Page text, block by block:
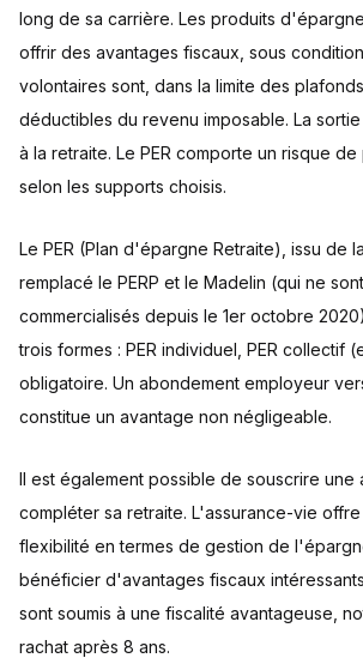
long de sa carrière. Les produits
offrir des avantages fiscaux, sous
volontaires sont, dans la limite des
déductibles du revenu imposable. La
à la retraite. Le PER comporte un risque
selon les supports choisis.
Le PER (Plan d'épargne Retraite), issu de
remplacé le PERP et le Madelin (qui ne
commercialisés depuis le 1er octobre
trois formes : PER individuel, PER collectif
obligatoire. Un abondement employeur
constitue un avantage non négligeable.
Il est également possible de souscrire une
compléter sa retraite. L'assurance-vie
flexibilité en termes de gestion de
bénéficier d'avantages fiscaux
sont soumis à une fiscalité avantageuse,
rachat après 8 ans.